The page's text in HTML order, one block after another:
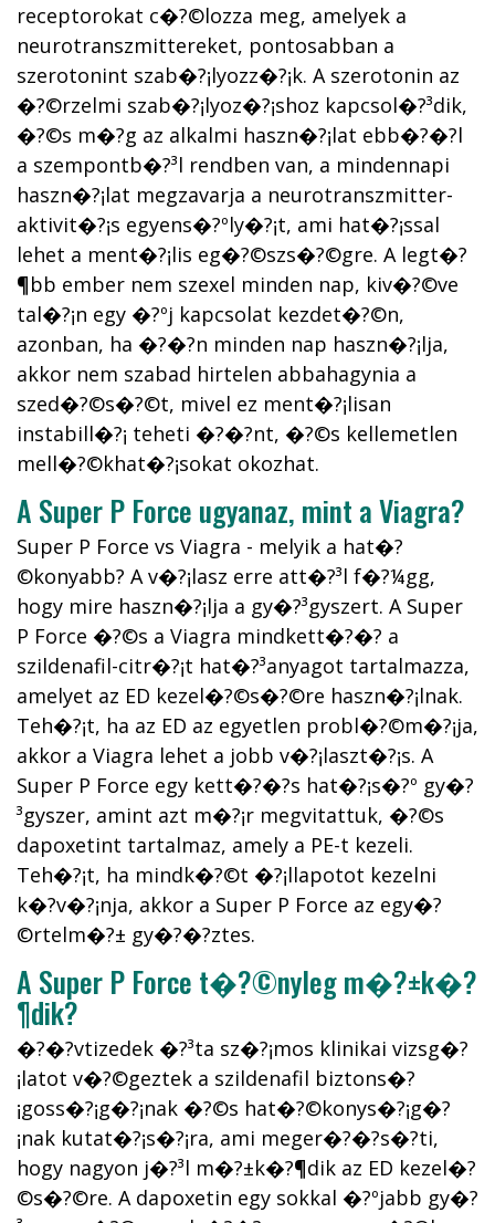
receptorokat c�?©lozza meg, amelyek a
neurotranszmittereket, pontosabban a
szerotonint szab�?¡lyozz�?¡k. A szerotonin az
�?©rzelmi szab�?¡lyoz�?¡shoz kapcsol�?³dik,
�?©s m�?­g az alkalmi haszn�?¡lat ebb�?�?l
a szempontb�?³l rendben van, a mindennapi
haszn�?¡lat megzavarja a neurotranszmitter-
aktivit�?¡s egyens�?ºly�?¡t, ami hat�?¡ssal
lehet a ment�?¡lis eg�?©szs�?©gre. A legt�?
¶bb ember nem szexel minden nap, kiv�?©ve
tal�?¡n egy �?ºj kapcsolat kezdet�?©n,
azonban, ha �?�?n minden nap haszn�?¡lja,
akkor nem szabad hirtelen abbahagynia a
szed�?©s�?©t, mivel ez ment�?¡lisan
instabill�?¡ teheti �?�?nt, �?©s kellemetlen
mell�?©khat�?¡sokat okozhat.
A Super P Force ugyanaz, mint a Viagra?
Super P Force vs Viagra - melyik a hat�?
©konyabb? A v�?¡lasz erre att�?³l f�?¼gg,
hogy mire haszn�?¡lja a gy�?³gyszert. A Super
P Force �?©s a Viagra mindkett�?�? a
szildenafil-citr�?¡t hat�?³anyagot tartalmazza,
amelyet az ED kezel�?©s�?©re haszn�?¡lnak.
Teh�?¡t, ha az ED az egyetlen probl�?©m�?¡ja,
akkor a Viagra lehet a jobb v�?¡laszt�?¡s. A
Super P Force egy kett�?�?s hat�?¡s�?º gy�?
³gyszer, amint azt m�?¡r megvitattuk, �?©s
dapoxetint tartalmaz, amely a PE-t kezeli.
Teh�?¡t, ha mindk�?©t �?¡llapotot kezelni
k�?­v�?¡nja, akkor a Super P Force az egy�?
©rtelm�?± gy�?�?ztes.
A Super P Force t�?©nyleg m�?±k�?
¶dik?
�?�?vtizedek �?³ta sz�?¡mos klinikai vizsg�?
¡latot v�?©geztek a szildenafil biztons�?
¡goss�?¡g�?¡nak �?©s hat�?©konys�?¡g�?
¡nak kutat�?¡s�?¡ra, ami meger�?�?s�?­ti,
hogy nagyon j�?³l m�?±k�?¶dik az ED kezel�?
©s�?©re. A dapoxetin egy sokkal �?ºjabb gy�?